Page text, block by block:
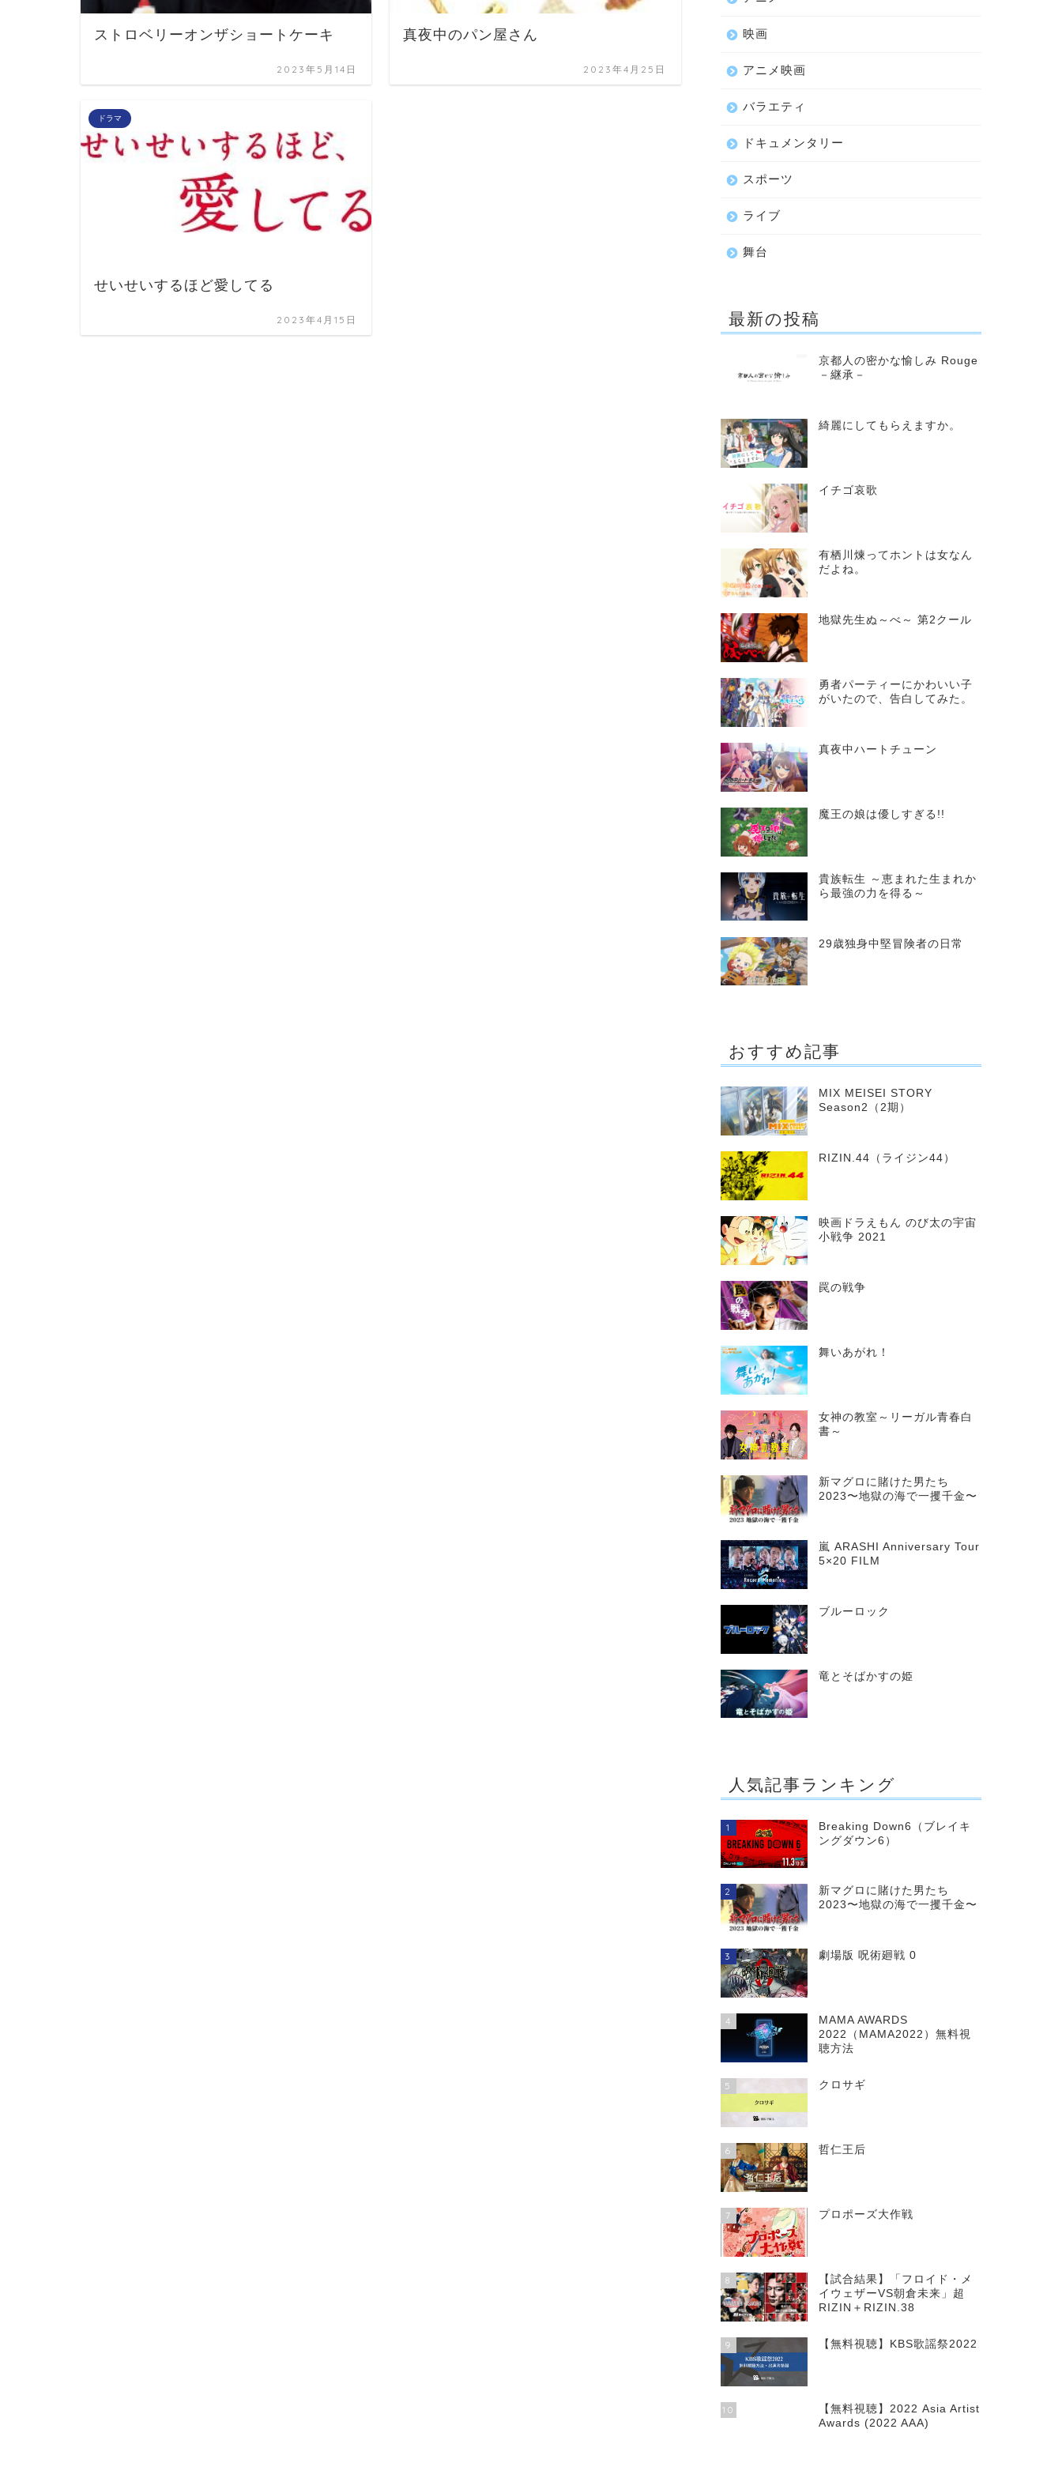
ストロベリーオンザショートケーキ
2023年5月14日
真夜中のパン屋さん
2023年4月25日
ドラマ
せいせいするほど愛してる
2023年4月15日
映画
アニメ映画
バラエティ
ドキュメンタリー
スポーツ
ライブ
舞台
最新の投稿
京都人の密かな愉しみ Rouge
－継承－
綺麗にしてもらえますか。
イチゴ哀歌
有栖川煉ってホントは女なん
だよね。
地獄先生ぬ～べ～ 第2クール
勇者パーティーにかわいい子
がいたので、告白してみた。
真夜中ハートチューン
魔王の娘は優しすぎる!!
貴族転生 ～恵まれた生まれか
ら最強の力を得る～
29歳独身中堅冒険者の日常
おすすめ記事
MIX MEISEI STORY
Season2（2期）
RIZIN.44（ライジン44）
映画ドラえもん のび太の宇宙
小戦争 2021
罠の戦争
舞いあがれ！
女神の教室～リーガル青春白
書～
新マグロに賭けた男たち
2023〜地獄の海で一攫千金〜
嵐 ARASHI Anniversary Tour
5×20 FILM
ブルーロック
竜とそばかすの姫
人気記事ランキング
1
Breaking Down6（ブレイキ
ングダウン6）
2
新マグロに賭けた男たち
2023〜地獄の海で一攫千金〜
3 劇場版 呪術廻戦 0
4
MAMA AWARDS
2022（MAMA2022）無料視
聴方法
5 クロサギ
6 哲仁王后
7 プロポーズ大作戦
8
【試合結果】「フロイド・メ
イウェザーVS朝倉未来」超
RIZIN＋RIZIN.38
9 【無料視聴】KBS歌謡祭2022
10
【無料視聴】2022 Asia Artist
Awards (2022 AAA)